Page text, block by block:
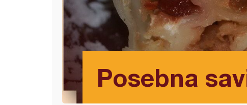
Posebna